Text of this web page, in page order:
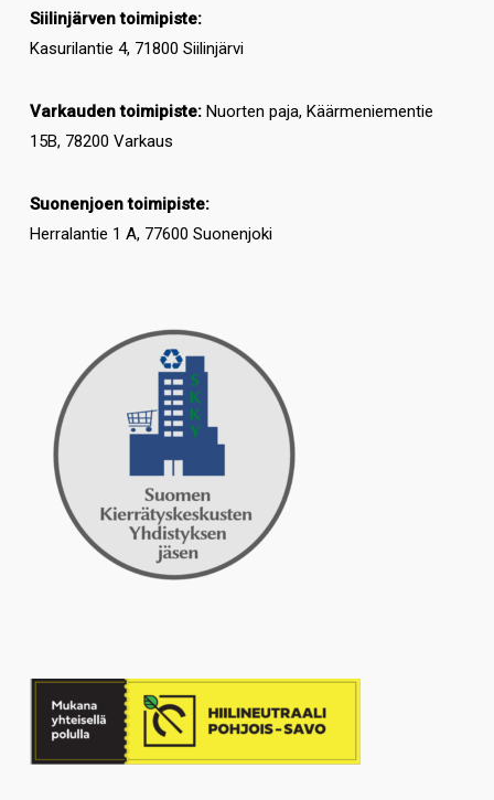
Siilinjärven toimipiste:
Kasurilantie 4, 71800 Siilinjärvi
Varkauden toimipiste:Nuorten paja, Käärmeniementie
15B, 78200 Varkaus
Suonenjoen toimipiste:
Herralantie 1 A, 77600 Suonenjoki